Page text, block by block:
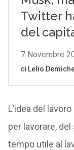
L’idea del
per lavorare,
tempo utile al